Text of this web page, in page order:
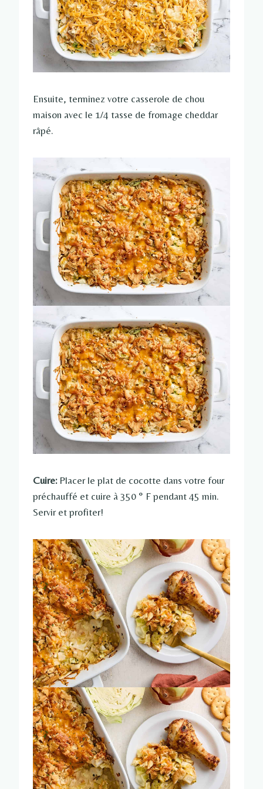
Ensuite, terminez votre casserole de chou
maison avec le 1/4 tasse de fromage cheddar
râpé.
Cuire: Placer le plat de cocotte dans votre four
préchauffé et cuire à 350 ° F pendant 45 min.
Servir et profiter!